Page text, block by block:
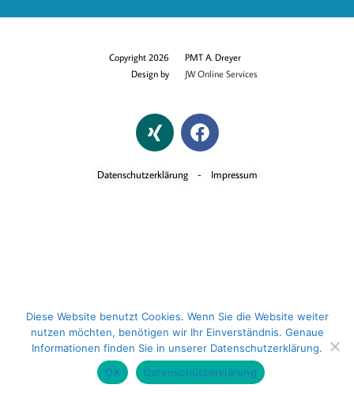
Copyright 2026
Design by
PMT A. Dreyer
JW Online Services
Datenschutzerklärung- Impressum
Diese Website benutzt Cookies. Wenn Sie die Website weiter
nutzen möchten, benötigen wir Ihr Einverständnis. Genaue
Informationen finden Sie in unserer Datenschutzerklärung.
OK
Datenschutzerklärung